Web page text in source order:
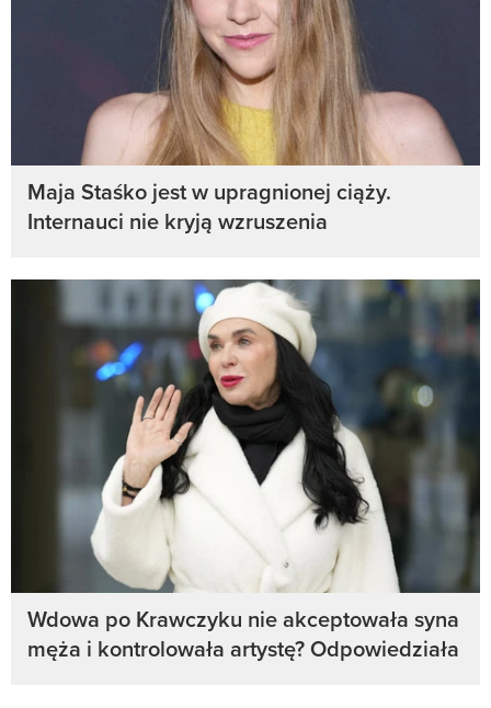
Maja Staśko jest w upragnionej ciąży.
Internauci nie kryją wzruszenia
Wdowa po Krawczyku nie akceptowała syna
męża i kontrolowała artystę? Odpowiedziała